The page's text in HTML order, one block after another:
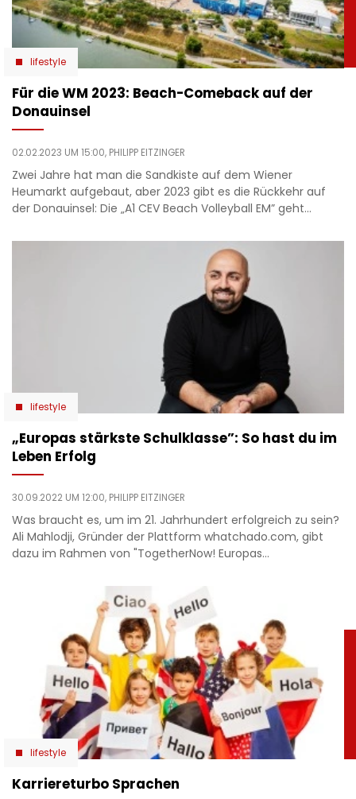
lifestyle
Für die WM 2023: Beach-Comeback auf der
Donauinsel
02.02.2023 UM 15:00, PHILIPP EITZINGER
Zwei Jahre hat man die Sandkiste auf dem Wiener
Heumarkt aufgebaut, aber 2023 gibt es die Rückkehr auf
der Donauinsel: Die „A1 CEV Beach Volleyball EM” geht…
lifestyle
„Europas stärkste Schulklasse”: So hast du im
Leben Erfolg
30.09.2022 UM 12:00, PHILIPP EITZINGER
Was braucht es, um im 21. Jahrhundert erfolgreich zu sein?
Ali Mahlodji, Gründer der Plattform whatchado.com, gibt
dazu im Rahmen von "TogetherNow! Europas…
lifestyle
Karriereturbo Sprachen